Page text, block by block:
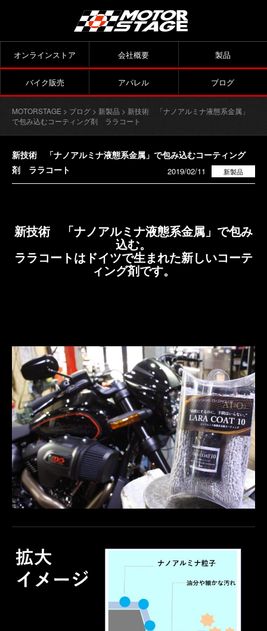
オンラインストア 会社概要 製品
バイク販売 アパレル ブログ
MOTORSTAGE > ブログ > 新製品 > 新技術 「ナノアルミナ液態系金属」
で包み込むコーティング剤 ララコート
新技術 「ナノアルミナ液態系金属」で包み込むコーティング
剤 ララコート
新製品
2019/02/11
新技術 「ナノアルミナ液態系金属」で包み
込む。
ララコートはドイツで生まれた新しいコーテ
ィング剤です。